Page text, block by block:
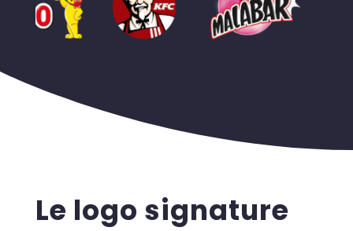
Le logo signature